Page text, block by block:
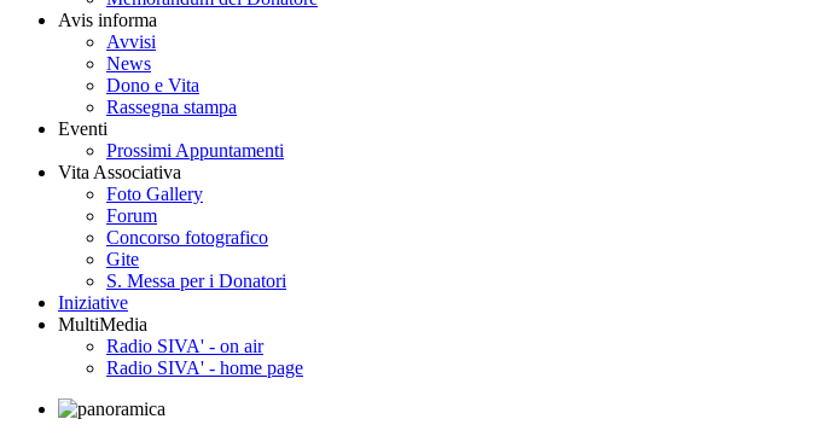
Avis informa
Avvisi
News
Dono e Vita
Rassegna stampa
Eventi
Prossimi Appuntamenti
Vita Associativa
Foto Gallery
Forum
Concorso fotografico
Gite
S. Messa per i Donatori
Iniziative
MultiMedia
Radio SIVA' - on air
Radio SIVA' - home page